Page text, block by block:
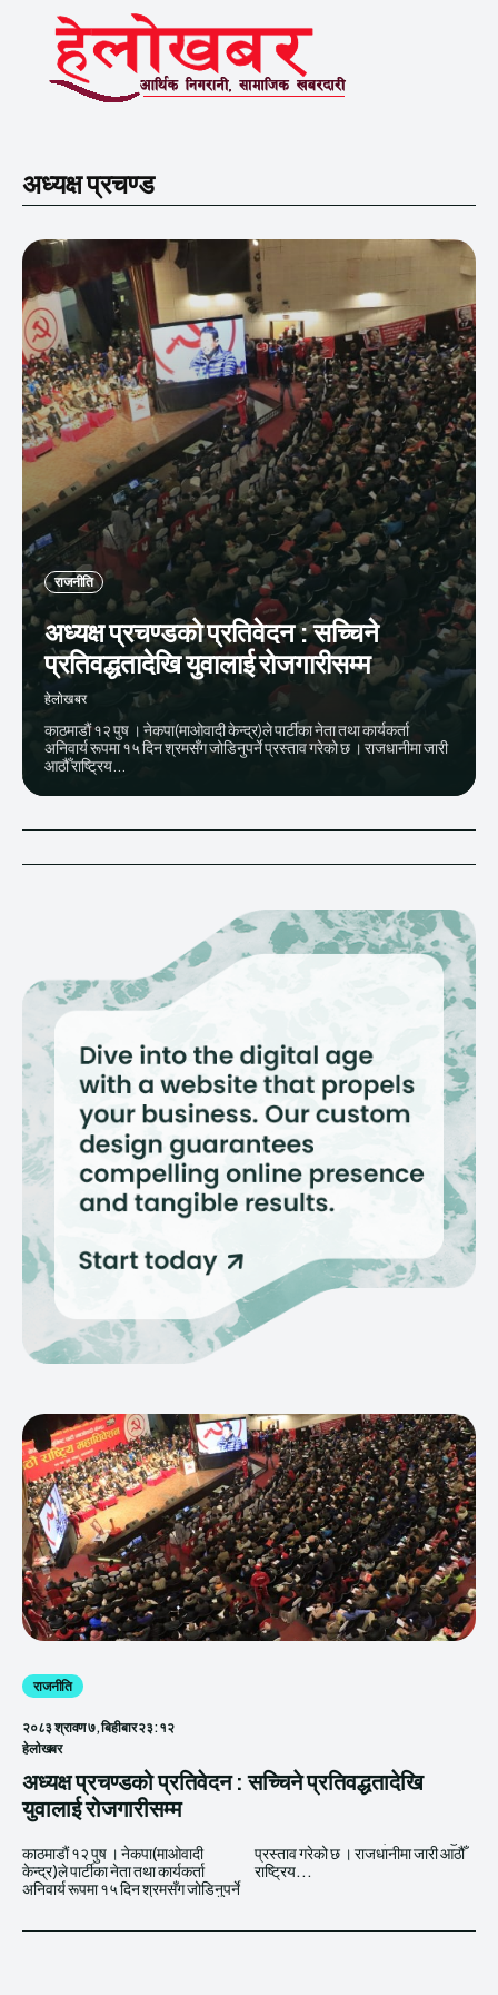
अध्यक्ष प्रचण्ड
राजनीति
अध्यक्ष प्रचण्डको प्रतिवेदन : सच्चिने
प्रतिवद्धतादेखि युवालाई रोजगारीसम्म
हेलाेखबर
काठमाडाैं १२ पुष । नेकपा(माओवादी केन्द्र)ले पार्टीका नेता तथा कार्यकर्ता
अनिवार्य रूपमा १५ दिन श्रमसँग जोडिनुपर्ने प्रस्ताव गरेको छ । राजधानीमा जारी
आठौँ राष्ट्रिय...
राजनीति
२०८३ श्रावण ७, बिहीबार २३:१२
हेलाेखबर
अध्यक्ष प्रचण्डको प्रतिवेदन : सच्चिने प्रतिवद्धतादेखि
युवालाई रोजगारीसम्म
काठमाडाैं १२ पुष । नेकपा(माओवादी
केन्द्र)ले पार्टीका नेता तथा कार्यकर्ता
अनिवार्य रूपमा १५ दिन श्रमसँग जोडिनुपर्ने
प्रस्ताव गरेको छ । राजधानीमा जारी आठौँ
राष्ट्रिय...